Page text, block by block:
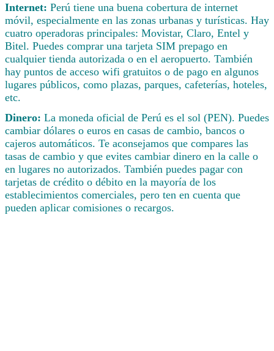
Internet: Perú tiene una buena cobertura de internet
móvil, especialmente en las zonas urbanas y turísticas. Hay
cuatro operadoras principales: Movistar, Claro, Entel y
Bitel. Puedes comprar una tarjeta SIM prepago en
cualquier tienda autorizada o en el aeropuerto. También
hay puntos de acceso wifi gratuitos o de pago en algunos
lugares públicos, como plazas, parques, cafeterías, hoteles,
etc.
Dinero: La moneda oficial de Perú es el sol (PEN). Puedes
cambiar dólares o euros en casas de cambio, bancos o
cajeros automáticos. Te aconsejamos que compares las
tasas de cambio y que evites cambiar dinero en la calle o
en lugares no autorizados. También puedes pagar con
tarjetas de crédito o débito en la mayoría de los
establecimientos comerciales, pero ten en cuenta que
pueden aplicar comisiones o recargos.